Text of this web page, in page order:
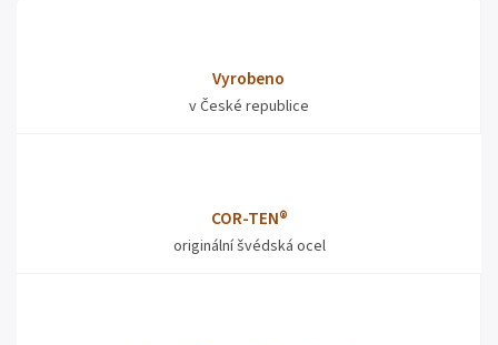
Vyrobeno
v České republice
COR-TEN®
originální švédská ocel